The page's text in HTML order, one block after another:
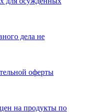
дела не
оферты
на продукты по